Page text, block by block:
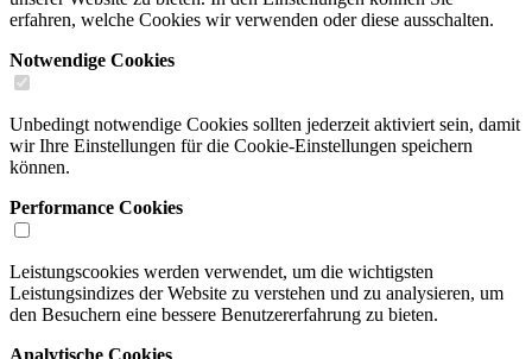
erfahren, welche Cookies wir verwenden oder diese ausschalten.
Notwendige Cookies
Unbedingt notwendige Cookies sollten jederzeit aktiviert sein, damit
wir Ihre Einstellungen für die Cookie-Einstellungen speichern
können.
Performance Cookies
Leistungscookies werden verwendet, um die wichtigsten
Leistungsindizes der Website zu verstehen und zu analysieren, um
den Besuchern eine bessere Benutzererfahrung zu bieten.